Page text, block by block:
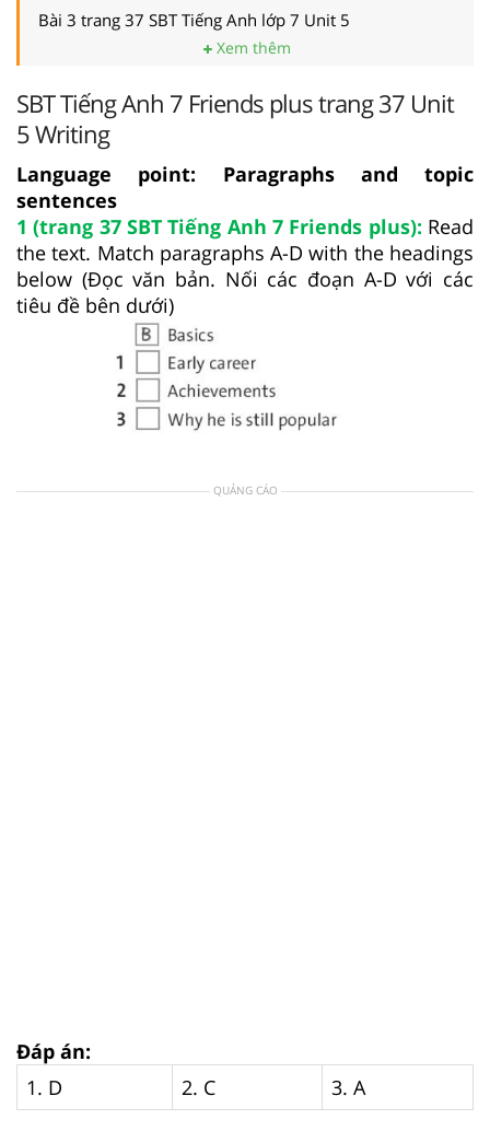
Bài 3 trang 37 SBT Tiếng Anh lớp 7 Unit 5
Xem thêm
SBT Tiếng Anh 7 Friends plus trang 37 Unit
5 Writing
Language point: Paragraphs and topic
sentences
1 (trang 37 SBT Tiếng Anh 7 Friends plus): Read
the text. Match paragraphs A-D with the headings
below (Đọc văn bản. Nối các đoạn A-D với các
tiêu đề bên dưới)
QUẢNG CÁO
Đáp án:
1. D
2. C 3. A